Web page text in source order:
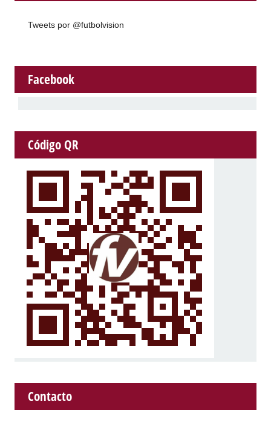
Tweets por @futbolvision
Facebook
Código QR
Contacto